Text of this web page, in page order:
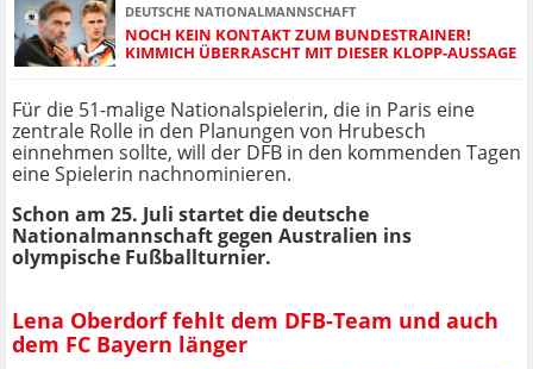
DEUTSCHE NATIONALMANNSCHAFT
NOCH KEIN KONTAKT ZUM BUNDESTRAINER!
KIMMICH ÜBERRASCHT MIT DIESER KLOPP-AUSSAGE
Für die 51-malige Nationalspielerin, die in Paris eine
zentrale Rolle in den Planungen von Hrubesch
einnehmen sollte, will der DFB in den kommenden Tagen
eine Spielerin nachnominieren.
Schon am 25. Juli startet die deutsche
Nationalmannschaft gegen Australien ins
olympische Fußballturnier.
Lena Oberdorf fehlt dem DFB-Team und auch
dem FC Bayern länger